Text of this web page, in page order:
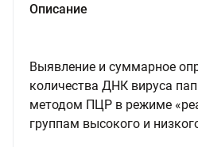
Описание
Выявление и суммарное
количества ДНК вируса
методом ПЦР в режиме
группам высокого и